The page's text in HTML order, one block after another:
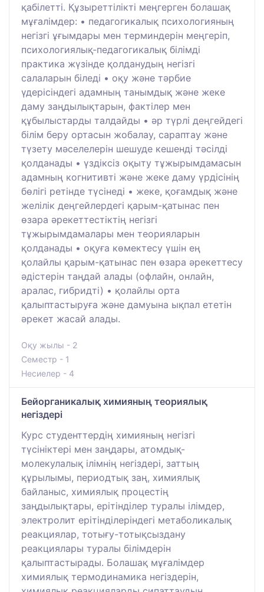
қабілетті. Құзыреттілікті меңгерген болашақ
мұғалімдер: • педагогикалық психологияның
негізгі ұғымдары мен терминдерін меңгеріп,
психологиялық-педагогикалық білімді
практика жүзінде қолданудың негізгі
салаларын біледі • оқу және тәрбие
үдерісіндегі адамның танымдық және жеке
даму заңдылықтарын, фактілер мен
құбылыстарды талдайды • әр түрлі деңгейдегі
білім беру ортасын жобалау, сараптау және
түзету мәселелерін шешуде кешенді тәсілді
қолданады • үздіксіз оқыту тұжырымдамасын
адамның когнитивті және жеке даму үрдісінің
бөлігі ретінде түсінеді • жеке, қоғамдық және
желілік деңгейлердегі қарым-қатынас пен
өзара әрекеттестіктің негізгі
тұжырымдамалары мен теорияларын
қолданады • оқуға көмектесу үшін ең
қолайлы қарым-қатынас пен өзара әрекеттесу
әдістерін таңдай алады (офлайн, онлайн,
аралас, гибридті) • қолайлы орта
қалыптастыруға және дамуына ықпал ететін
әрекет жасай алады.
Оқу жылы - 2
Семестр - 1
Несиелер - 4
Бейорганикалық химияның теориялық
негіздері
Курс студенттердің химияның негізгі
түсініктері мен заңдары, атомдық-
молекулалық ілімнің негіздері, заттың
құрылымы, периодтық заң, химиялық
байланыс, химиялық процестің
заңдылықтары, ерітінділер туралы ілімдер,
электролит ерітінділеріндегі метаболикалық
реакциялар, тотығу-тотықсыздану
реакциялары туралы білімдерін
қалыптастырады. Болашақ мұғалімдер
химиялық термодинамика негіздерін,